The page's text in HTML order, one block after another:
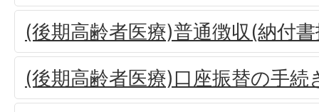
(後期高齢者医療)普通徴収(納付
(後期高齢者医療)口座振替の手続